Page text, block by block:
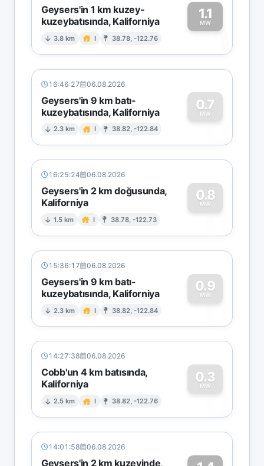
Geysers'in 1 km kuzey-
kuzeybatısında, Kaliforniya
3.8 km I 38.78, -122.76
1.1
MW1
16:46:27 06.08.2026
Geysers'in 9 km batı-
kuzeybatısında, Kaliforniya
2.3 km I 38.82, -122.84
0.7
MW
0
16:25:24 06.08.2026
Geysers'in 2 km doğusunda,
Kaliforniya
1.5 km I 38.78, -122.73
0.8
MW
0
15:36:17 06.08.2026
Geysers'in 9 km batı-
kuzeybatısında, Kaliforniya
2.3 km I 38.82, -122.84
0.9
MW
0
14:27:38 06.08.2026
Cobb'un 4 km batısında,
Kaliforniya
2.5 km I 38.82, -122.76
0.3
MW
0
14:01:58 06.08.2026
Geysers'in 2 km kuzeyinde,